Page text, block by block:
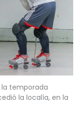
la temporada
la localía, en la